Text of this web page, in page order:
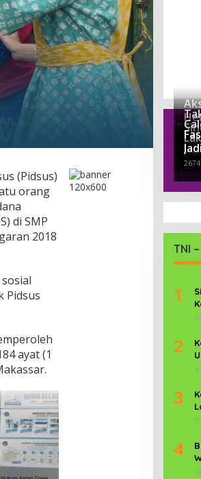
(Pidsus)
orang
di SMP
2018
Pidsus
ayat (1
TNI
1
2
4
3
4